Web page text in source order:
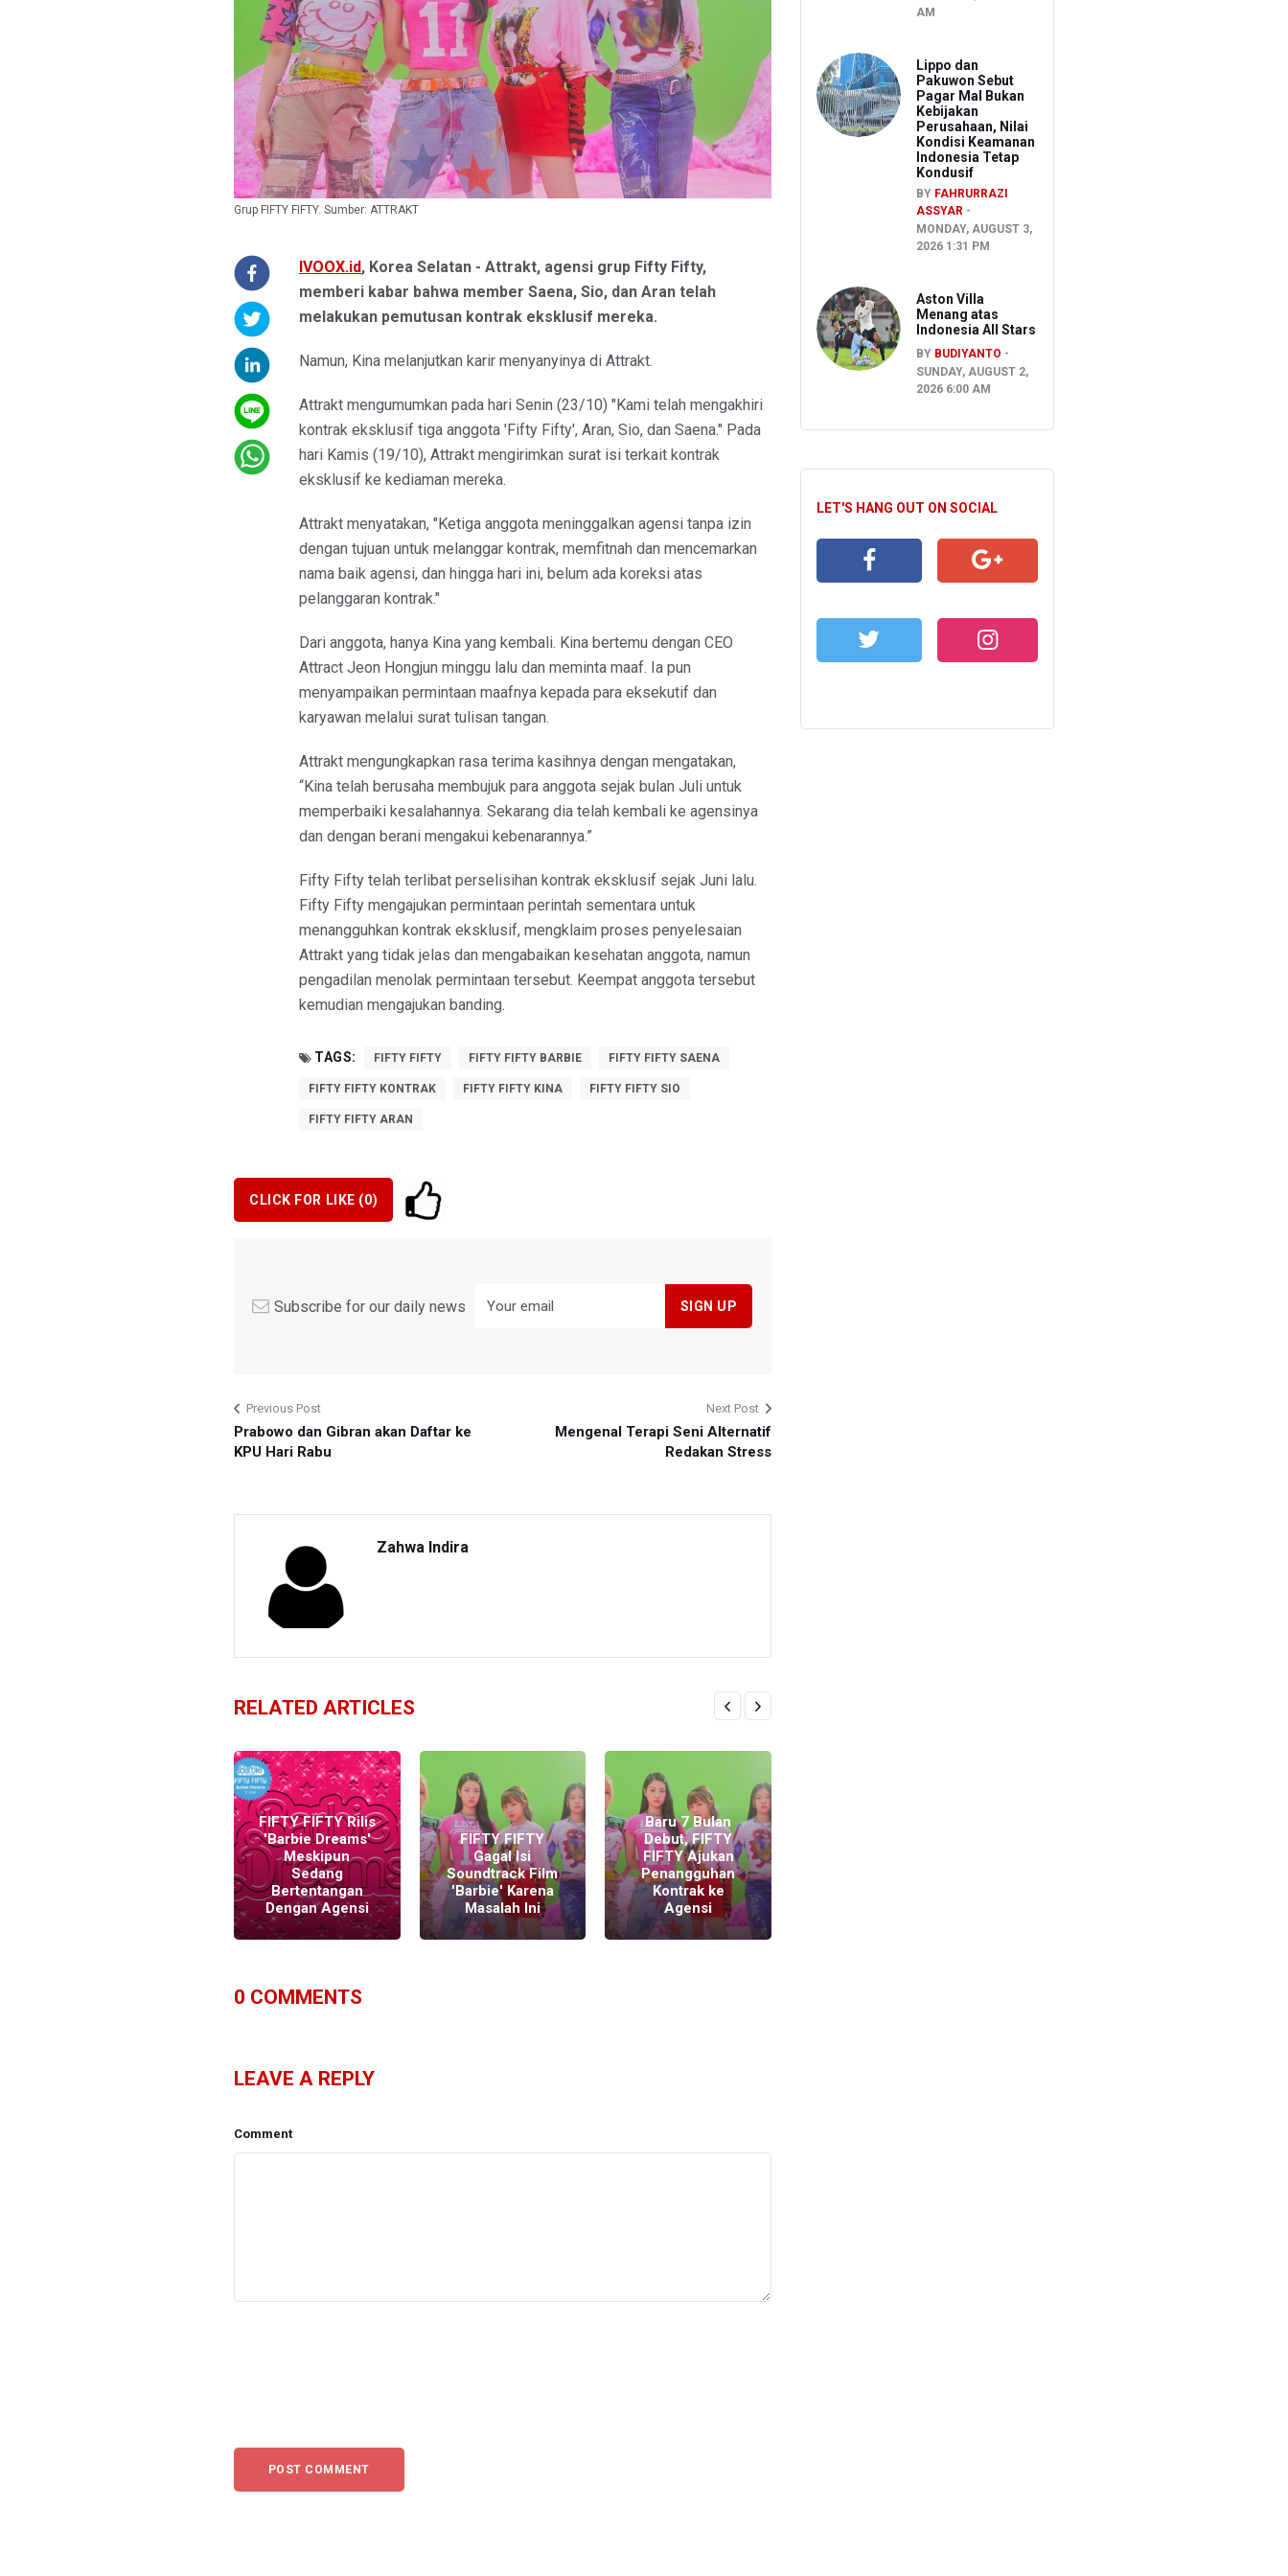
Grup FIFTY FIFTY. Sumber: ATTRAKT
IVOOX.id, Korea Selatan - Attrakt, agensi grup Fifty Fifty,
memberi kabar bahwa member Saena, Sio, dan Aran telah
melakukan pemutusan kontrak eksklusif mereka.
Namun, Kina melanjutkan karir menyanyinya di Attrakt.
Attrakt mengumumkan pada hari Senin (23/10) "Kami telah mengakhiri
kontrak eksklusif tiga anggota 'Fifty Fifty', Aran, Sio, dan Saena." Pada
hari Kamis (19/10), Attrakt mengirimkan surat isi terkait kontrak
eksklusif ke kediaman mereka.
Attrakt menyatakan, "Ketiga anggota meninggalkan agensi tanpa izin
dengan tujuan untuk melanggar kontrak, memfitnah dan mencemarkan
nama baik agensi, dan hingga hari ini, belum ada koreksi atas
pelanggaran kontrak."
Dari anggota, hanya Kina yang kembali. Kina bertemu dengan CEO
Attract Jeon Hongjun minggu lalu dan meminta maaf. Ia pun
menyampaikan permintaan maafnya kepada para eksekutif dan
karyawan melalui surat tulisan tangan.
Attrakt mengungkapkan rasa terima kasihnya dengan mengatakan,
“Kina telah berusaha membujuk para anggota sejak bulan Juli untuk
memperbaiki kesalahannya. Sekarang dia telah kembali ke agensinya
dan dengan berani mengakui kebenarannya.”
Fifty Fifty telah terlibat perselisihan kontrak eksklusif sejak Juni lalu.
Fifty Fifty mengajukan permintaan perintah sementara untuk
menangguhkan kontrak eksklusif, mengklaim proses penyelesaian
Attrakt yang tidak jelas dan mengabaikan kesehatan anggota, namun
pengadilan menolak permintaan tersebut. Keempat anggota tersebut
kemudian mengajukan banding.
TAGS: FIFTY FIFTY FIFTY FIFTY BARBIE FIFTY FIFTY SAENA
FIFTY FIFTY KONTRAK FIFTY FIFTY KINA FIFTY FIFTY SIO
FIFTY FIFTY ARAN
CLICK FOR LIKE (0)
Subscribe for our daily news
Previous Post
Prabowo dan Gibran akan Daftar ke
KPU Hari Rabu
Next Post
Mengenal Terapi Seni Alternatif
Redakan Stress
Zahwa Indira
RELATED ARTICLES
FIFTY FIFTY Rilis
'Barbie Dreams'
Meskipun
Sedang
Bertentangan
Dengan Agensi
FIFTY FIFTY
Gagal Isi
Soundtrack Film
'Barbie' Karena
Masalah Ini
Baru 7 Bulan
Debut, FIFTY
FIFTY Ajukan
Penangguhan
Kontrak ke
Agensi
0 COMMENTS
LEAVE A REPLY
Comment
AM
Lippo dan
Pakuwon Sebut
Pagar Mal Bukan
Kebijakan
Perusahaan, Nilai
Kondisi Keamanan
Indonesia Tetap
Kondusif
BY FAHRURRAZI
ASSYAR
MONDAY, AUGUST 3,
2026 1:31 PM
Aston Villa
Menang atas
Indonesia All Stars
BY BUDIYANTO
SUNDAY, AUGUST 2,
2026 6:00 AM
LET'S HANG OUT ON SOCIAL